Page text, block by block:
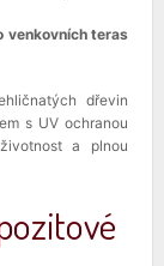
venkovních teras
dřevin
s UV ochranou
a plnou